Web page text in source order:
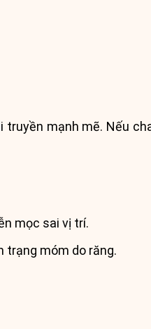
mạnh mẽ. Nếu
mọc sai vị trí.
trạng móm do răng.